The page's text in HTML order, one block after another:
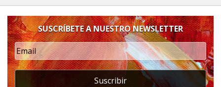
SUSCRÍBETE A NUESTRO NEWSLETTER
Suscribir